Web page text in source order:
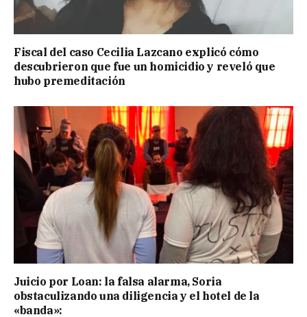
Fiscal del caso Cecilia Lazcano explicó cómo
descubrieron que fue un homicidio y reveló que
hubo premeditación
Juicio por Loan: la falsa alarma, Soria
obstaculizando una diligencia y el hotel de la
«banda»: